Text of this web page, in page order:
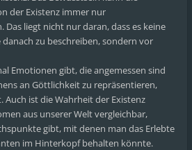
der Existenz immer nur
Das liegt nicht nur daran, dass es keine
zu beschreiben, sondern vor
Emotionen gibt, die angemessen sind
an Göttlichkeit zu repräsentieren,
Auch ist die Wahrheit der Existenz
aus unserer Welt vergleichbar,
gibt, mit denen man das Erlebte
im Hinterkopf behalten könnte.